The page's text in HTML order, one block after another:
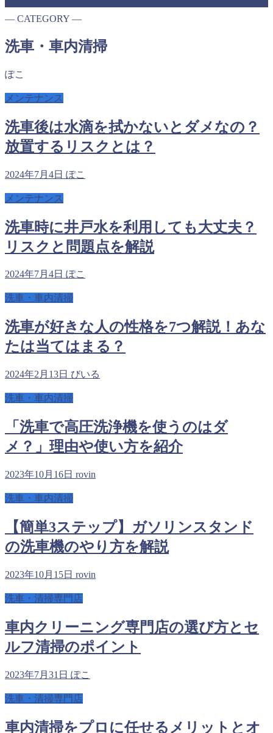
― CATEGORY ―
洗車・車内清掃
ぽこ
メンテナンス
洗車後は水滴を拭かないとダメなの？
放置するリスクとは？
2024年7月4日 ぽこ
メンテナンス
洗車時に井戸水を利用しても大丈夫？
リスクと問題点を解説
2024年7月4日 ぽこ
洗車・車内清掃
洗車が好きな人の性格を7つ解説！あな
たは当てはまる？
2024年2月13日 びいる
洗車・車内清掃
「洗車で高圧洗浄機を使うのはダ
メ？」理由や使い方を紹介
2023年10月16日 rovin
洗車・車内清掃
【簡単3ステップ】ガソリンスタンド
の洗車機のやり方を解説
2023年10月15日 rovin
洗車・清掃専門店
車内クリーニング専門店の選び方とセ
ルフ清掃のポイント
2023年7月31日 ぽこ
洗車・清掃専門店
車内清掃をプロに任せるメリットとオ